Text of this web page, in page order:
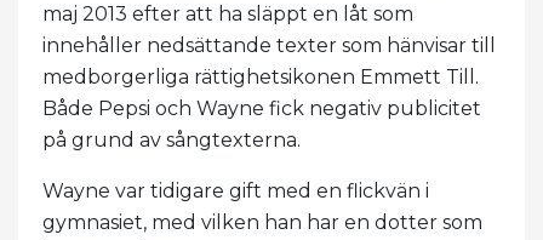
maj 2013 efter att ha släppt en låt som
innehåller nedsättande texter som hänvisar till
medborgerliga rättighetsikonen Emmett Till.
Både Pepsi och Wayne fick negativ publicitet
på grund av sångtexterna.
Wayne var tidigare gift med en flickvän i
gymnasiet, med vilken han har en dotter som